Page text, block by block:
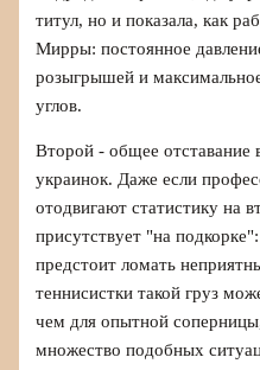
титул, но и показала, как
Мирры: постоянное
розыгрышей и
углов.
Второй - общее отставание
украинок. Даже если
отодвигают статистику на
присутствует "на
предстоит ломать
теннисистки такой груз
чем для опытной
множество подобных